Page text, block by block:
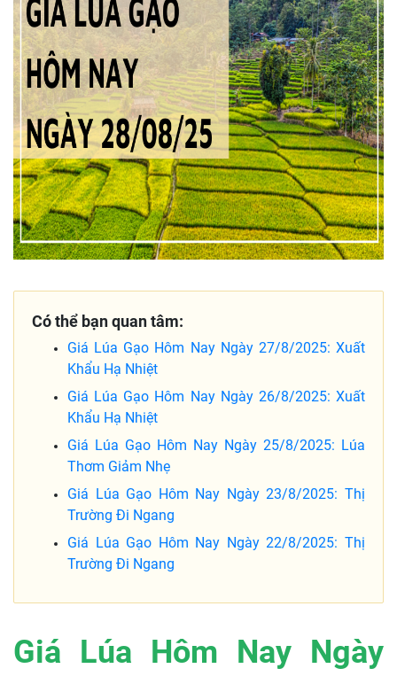
Có thể bạn quan tâm:
Giá Lúa Gạo Hôm Nay Ngày 27/8/2025: Xuất
Khẩu Hạ Nhiệt
Giá Lúa Gạo Hôm Nay Ngày 26/8/2025: Xuất
Khẩu Hạ Nhiệt
Giá Lúa Gạo Hôm Nay Ngày 25/8/2025: Lúa
Thơm Giảm Nhẹ
Giá Lúa Gạo Hôm Nay Ngày 23/8/2025: Thị
Trường Đi Ngang
Giá Lúa Gạo Hôm Nay Ngày 22/8/2025: Thị
Trường Đi Ngang
Giá Lúa Hôm Nay Ngày